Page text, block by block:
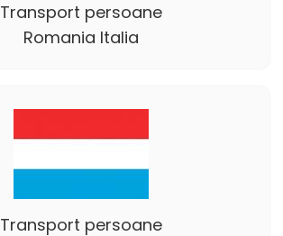
Transport persoane
Romania Italia
Transport persoane